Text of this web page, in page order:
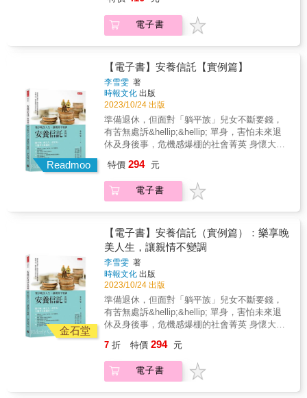
費20年的「○○終身醫療險附約」，其合約條文
中有「續期保費調整」條款：「本保險採平準
保費，可調整費率。本附約依實際經驗損失率
整本附約之保險費率，每次調整後之新費率以
不超過原費率的20%為限⋯⋯」。 保險費分為
平準型費率和自然型費率。理論上，自然型費
率是隨年齡增長而增加，平準型費率是保險公
司依年齡、通膨率等風險因素而精算出的費
率，將20年的保險費平均分攤到每一年，所
以，每一年的保費應維持不變。但是，仍會視
狀況調整。 & ★保險相關知識一次說明 &&&
保險有許多專有名詞，如果沒有相當的了解，
利率。 宣告利率及預定利率多會揭露在保單
DM中，只不過宣告利率字體大，而預定利率字
體小，可能要在注意事項或備註中仔細找找
看。通常，當實際的宣告利率高於預定利率
時，保戶可獲得增值回饋金／分紅金等；若實
際的宣告利率低於預定利率時，就沒有增值／
分紅回饋金，對保險公司是利差損，此時，保
單價值準備金只能以預定利率計息增值，所
以，預定利率又被視為保單的保證最低利率。
& ★不只挖出問題，也提出明確的建議 & 作者
並不否定保險商品的效用。只是要正確的運
用。本書在最後兩章，提出明確的具體的建
有些人在需要買房、創業時，可能需要解約一
些保險來應急，偏偏保險業務員會說服您不要
解約，改以保單借款方式來處理，於是您的保
高明的保單，壽險公司以100歲、110歲來規劃
訂定保費。而多數人難免在壯年時，因資金需
求而提前解約；此外，國人的平均壽命是81.3
歲，壽險公司擺明吃定大多數的要保人撐不了
那麼久，由此可知，（投資型）終身壽險是壽
險公司的金雞母，保證獲利不吃虧。 3.別以為
「繳費20年、保障終身」的保費永遠不變。保
費20年的「○○終身醫療險附約」，其合約條文
中有「續期保費調整」條款：「本保險採平準
保費，可調整費率。本附約依實際經驗損失率
整本附約之保險費率，每次調整後之新費率以
不超過原費率的20%為限⋯⋯」。 保險費分為
平準型費率和自然型費率。理論上，自然型費
率是隨年齡增長而增加，平準型費率是保險公
司依年齡、通膨率等風險因素而精算出的費
率，將20年的保險費平均分攤到每一年，所
以，每一年的保費應維持不變。但是，仍會視
狀況調整。 & ★保險相關知識一次說明 &&&
保險有許多專有名詞，如果沒有相當的了解，
很難看懂保險契約的真義。如宣告利率及預定
DM中，只不過宣告利率字體大，而預定利率字
體小，可能要在注意事項或備註中仔細找找
看。通常，當實際的宣告利率高於預定利率
業提供稅務服務的會計師、律師、記帳士 ◎ 稅
捐稽徵人員 ◎ 對企業稅務管理與風險控管有興
趣的人 出書目的 ◎ 想要為台灣的中小企業解
在以下兩種情形，可能會多繳稅款及罰鍰給政
府： 1. 該省的沒省：指企業因疏於注意而未享
受到租稅優惠，或未能辨識違法的課稅處分。
2. 不該犯卻犯：指企業未注意到稅法規定，因
而付出額外代價（例如遭補稅及處罰）。 ◎ 這
些稅款及罰鍰如果可以省下來，公司的利潤就
會增加，員工的薪水就有機會上漲。 中小企業
院、財政人員訓練所、各區國稅局與其他公部
門的授課經驗，瞭解國稅局如何課稅，法院如
何判決，深切知道國稅局及法院真正在乎什
麼。 ◎ 傳達正確的觀念給中小企業主，告訴他
地少繳稅。 會計師、記帳士和律師為什麼要看
這本書？ ◎ 作者曾任稅務律師，有多年訴訟及
非訟經驗，可以協助專業人士正確適用稅法，
完整掌握稅法的發展趨勢。 和市面上節稅的書
籍有什麼不同？ ◎ 本書用案例、故事撰寫。複
雜事情簡單化，專業事情通俗化，讀者容易閱
讀吸收。
心法省錢 掌握省稅的四大關鍵，公式在手當
省則省跨界 瞭解跨境交易的風險，劃清企業
經營的界線避險 避免處罰遠離刑責，不犯下
&mdash;&mdash;◎ 4大單元、14個節稅力、
42個案例故事，幫助中小企業建構必備的稅務
知識體系，解決長久以來心痛不已的稅務痛
點。◎ 首創以故事為引，白話談稅法。複雜事
情簡單化，專業知識通俗化＝看得懂，學得
會！◎ 附稅務體檢表，幫助企業快速檢視稅務
規劃是否合規。◎ 傳達正確的稅務觀念，搭建
稅務管理的法遵意識。這本書寫給
&mdash;&mdash;◎ 中小企業主、企業董事、
員、會計主管／人員、法務主管／人員◎ 為企
業提供稅務服務的會計師、律師、記帳士◎ 稅
捐稽徵人員◎ 對企業稅務管理與風險控管有興
長久以來心痛不已的稅務問題。◎ 中小企業在
以下兩種情形，可能會多繳稅款及罰鍰給政
府：1. 該省的沒省：指企業因疏於注意而未享
受到租稅優惠，或未能辨識違法的課稅處分。
2. 不該犯卻犯：指企業未注意到稅法規定，因
而付出額外代價（例如遭補稅及處罰）。◎ 這
些稅款及罰鍰如果可以省下來，公司的利潤就
會增加，員工的薪水就有機會上漲。中小企業
院、財政人員訓練所、各區國稅局與其他公部
門的授課經驗，瞭解國稅局如何課稅，法院如
何判決，深切知道國稅局及法院真正在乎什
電子書
Readmoo
【電子書】安養信託【實例篇】
李雪雯 著
時報文化 出版
2023/10/24 出版
準備退休，但面對「躺平族」兒女不斷要錢，
有苦無處訴&hellip;&hellip; 單身，害怕未來退
休及身後事，危機感爆棚的社會菁英 身懷大筆
樂真奢侈 老夫妻坐擁精華區透天厝，卻只能靠
老人年金過活？ 退休金準備好了，但我要怎麼
發落這筆資產？ 考驗人性，如何確保口袋裡的
定要做到的「老後財富自主」，輕鬆規畫你的
長壽人生，妥善規畫退休金流，養錢防老。 &
我是老人但絕不「下流」！預約不為金錢煩惱
的老後... & 4大目標，高效規劃，將資產分配做
好做滿 ■特色&rarr;以實際案例搭配規劃重點，
讓不同需要的人都能輕鬆抓住竅門。 ■種類
&rarr;本書共計規畫7種不同屬性與需求的安養
信託業務，清楚講解功能與規劃流程，讓你的
人生風險控管，績效滿分！ ■對象&rarr;節稅？
資產保全及傳承？準備退休金？&hellip;&hellip;
效用&rarr;Step by step協助民眾規劃資金，並
在未來無法處理資產時，透過安養信託提供保
障。 & 專業推薦 & 呂蕙容｜信託公會秘書長
特價 294 元
電子書
金石堂
【電子書】安養信託（實例篇）：樂享晚
美人生，讓親情不變調
李雪雯 著
時報文化 出版
2023/10/24 出版
準備退休，但面對「躺平族」兒女不斷要錢，
有苦無處訴&hellip;&hellip; 單身，害怕未來退
休及身後事，危機感爆棚的社會菁英 身懷大筆
樂真奢侈 老夫妻坐擁精華區透天厝，卻只能靠
老人年金過活？ 退休金準備好了，但我要怎麼
發落這筆資產？ 考驗人性，如何確保口袋裡的
7 折 特價 294 元
電子書